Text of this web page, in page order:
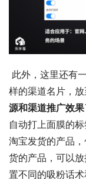
样的渠道名片，
源和渠道推广效果
自动打上面膜的
淘宝发货的产品
货的产品，可以
置不同的吸粉话